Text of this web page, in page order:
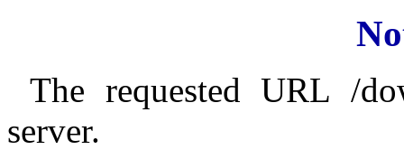
The requested URL /
server.